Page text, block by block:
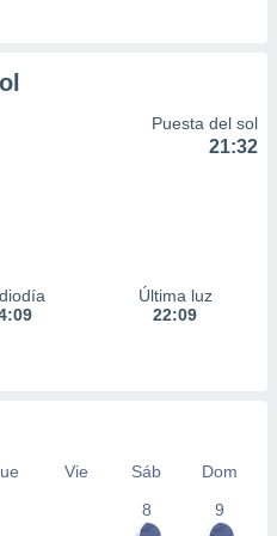
Puesta del sol
21:32
Última luz
22:09
Vie Sáb
Dom
8
9